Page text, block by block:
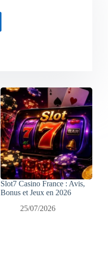
Slot7 Casino France : Avis,
Bonus et Jeux en 2026
25/07/2026